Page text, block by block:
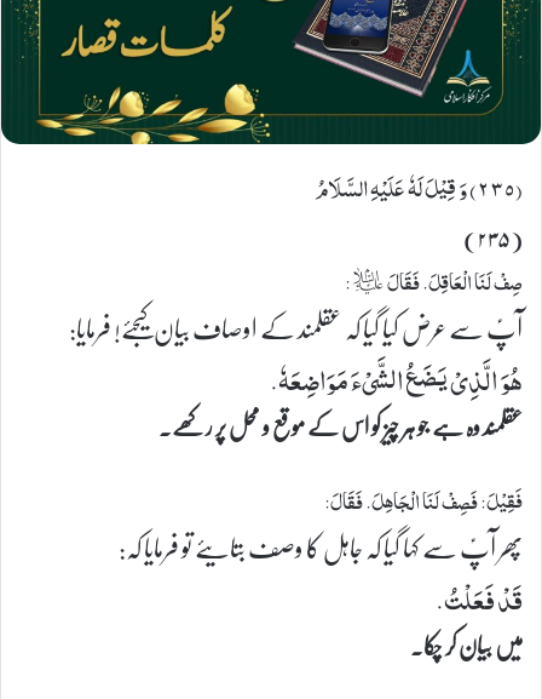
(٢٣٥) وَ قِیْلَ لَہٗ عَلَیْهِ السَّلَامُ
(۲۳۵)
صِفْ لَنَا الْعَاقِلَ. فَقَالَ ؑ:
آپؑ سے عرض کیا گیا کہ عقلمند کے اوصاف بیان کیجئے! فرمایا:
هُوَ الَّذِیْ یَضَعُ الشَّیْءَ مَوَاضِعَهٗ.
عقلمند وہ ہے جو ہر چیز کو اس کے موقع و محل پر رکھے۔
فَقِیْلَ: فَصِفْ لَنَا الْجَاهِلَ. فَقَالَ:
پھر آپؑ سے کہا گیا کہ جاہل کا وصف بتایئے تو فرمایا کہ:
قَدْ فَعَلْتُ.
میں بیان کر چکا۔